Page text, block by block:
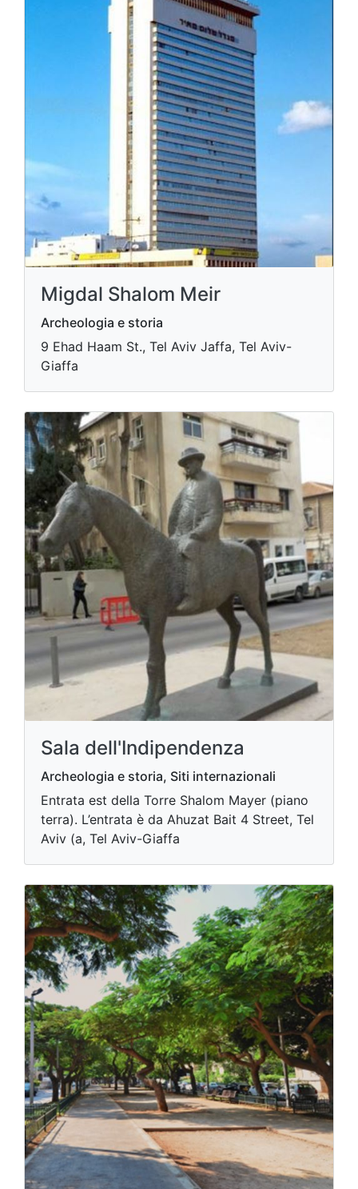
Migdal Shalom Meir
Archeologia e storia
9 Ehad Haam St., Tel Aviv Jaffa, Tel Aviv-
Giaffa
Sala dell'Indipendenza
Archeologia e storia, Siti internazionali
Entrata est della Torre Shalom Mayer (piano
terra). L’entrata è da Ahuzat Bait 4 Street, Tel
Aviv (a, Tel Aviv-Giaffa